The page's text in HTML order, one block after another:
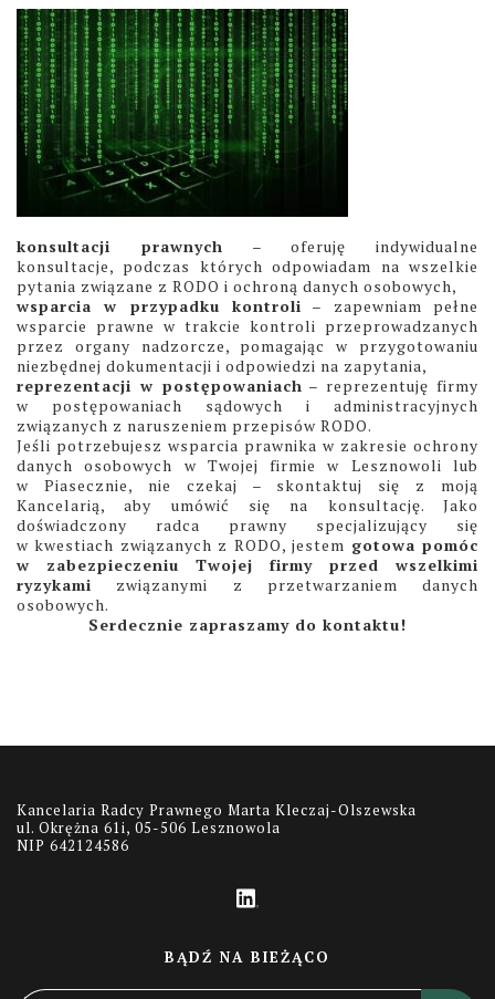
konsultacji prawnych – oferuję indywidualne
konsultacje, podczas których odpowiadam na wszelkie
pytania związane z RODO i ochroną danych osobowych,
wsparcia w przypadku kontroli – zapewniam pełne
wsparcie prawne w trakcie kontroli przeprowadzanych
przez organy nadzorcze, pomagając w przygotowaniu
niezbędnej dokumentacji i odpowiedzi na zapytania,
reprezentacji w postępowaniach – reprezentuję firmy
w postępowaniach sądowych i administracyjnych
związanych z naruszeniem przepisów RODO.
Jeśli potrzebujesz wsparcia prawnika w zakresie ochrony
danych osobowych w Twojej firmie w Lesznowoli lub
w Piasecznie, nie czekaj – skontaktuj się z moją
Kancelarią, aby umówić się na konsultację. Jako
doświadczony radca prawny specjalizujący się
w kwestiach związanych z RODO, jestem gotowa pomóc
w zabezpieczeniu Twojej firmy przed wszelkimi
ryzykami związanymi z przetwarzaniem danych
osobowych.
Serdecznie zapraszamy do kontaktu!
Kancelaria Radcy Prawnego Marta Kleczaj-Olszewska
ul. Okrężna 61i, 05-506 Lesznowola
NIP 642124586
BĄDŹ NA BIEŻĄCO